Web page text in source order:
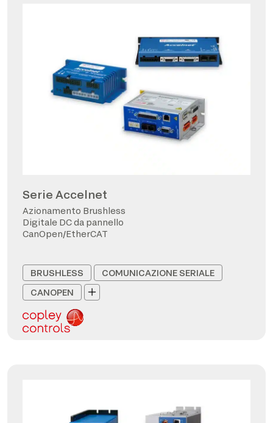
Serie Accelnet
Azionamento Brushless
Digitale DC da pannello
CanOpen/EtherCAT
BRUSHLESS
COMUNICAZIONE SERIALE
CANOPEN